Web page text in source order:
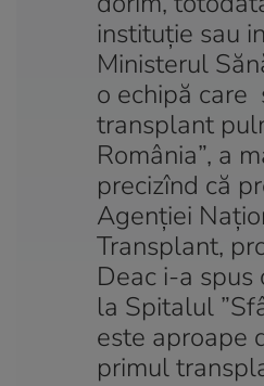
instituţie sau
Ministerul
o echipă care
transplant
România”, a
precizînd că
Agenţiei
Transplant,
Deac i-a
la Spitalul
este aproape
primul